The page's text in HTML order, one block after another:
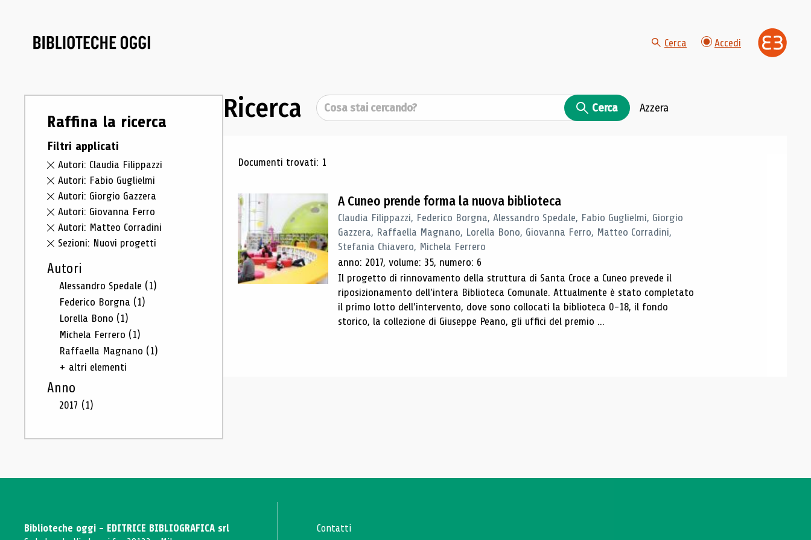
Cerca Accedi
Raffina la ricerca
Filtri applicati
Autori: Claudia Filippazzi
Autori: Fabio Guglielmi
Autori: Giorgio Gazzera
Autori: Giovanna Ferro
Autori: Matteo Corradini
Sezioni: Nuovi progetti
Autori
Alessandro Spedale (1)
Federico Borgna (1)
Lorella Bono (1)
Michela Ferrero (1)
Raffaella Magnano (1)
+ altri elementi
Anno
2017 (1)
Ricerca Cerca Cerca Azzera
Risultati di ricerca
Documenti trovati: 1
A Cuneo prende forma la nuova biblioteca
Claudia Filippazzi, Federico Borgna, Alessandro Spedale, Fabio Guglielmi, Giorgio
Gazzera, Raffaella Magnano, Lorella Bono, Giovanna Ferro, Matteo Corradini,
Stefania Chiavero, Michela Ferrero
anno: 2017, volume: 35, numero: 6
Il progetto di rinnovamento della struttura di Santa Croce a Cuneo prevede il
riposizionamento dell'intera Biblioteca Comunale. Attualmente è stato completato
il primo lotto dell'intervento, dove sono collocati la biblioteca 0-18, il fondo
storico, la collezione di Giuseppe Peano, gli uffici del premio ...
Biblioteche oggi - EDITRICE BIBLIOGRAFICA srl
Contatti